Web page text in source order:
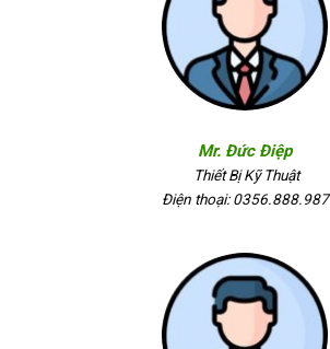
Mr. Đức Điệp
Thiết Bị Kỹ Thuật
Điện thoại: 0356.888.987